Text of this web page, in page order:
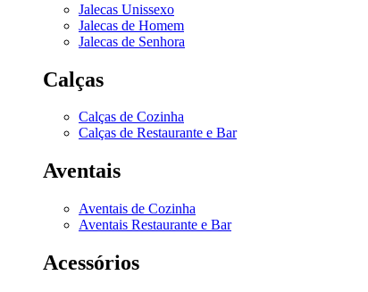
Jalecas Unissexo
Jalecas de Homem
Jalecas de Senhora
Calças
Calças de Cozinha
Calças de Restaurante e Bar
Aventais
Aventais de Cozinha
Aventais Restaurante e Bar
Acessórios